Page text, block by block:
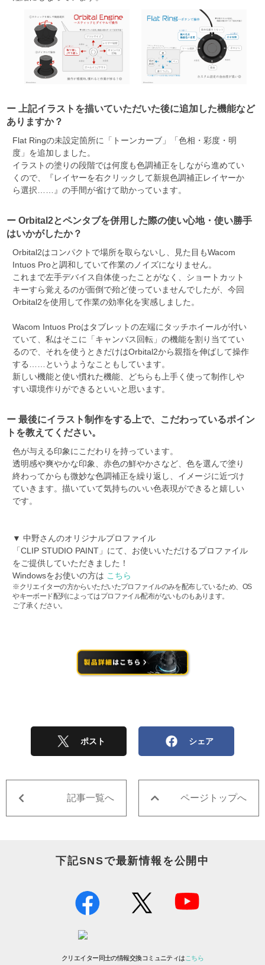
ー 上記イラストを描いていただいた後に追加した機能など
ありますか？
Flat Ringの未設定箇所に「トーンカーブ」「色相・彩度・明
度」を追加しました。
イラストの塗りの段階では何度も色調補正をしながら進めてい
くので、『レイヤーを右クリックして新規色調補正レイヤーか
ら選択……』の手間が省けて助かっています。
ー Orbital2とペンタブを併用した際の使い心地・使い勝手
はいかがしたか？
Orbital2はコンパクトで場所を取らないし、見た目もWacom
Intuos Proと調和していて作業のノイズになりません。
これまで左手デバイス自体使ったことがなく、ショートカット
キーすら覚えるのが面倒で殆ど使っていませんでしたが、今回
Orbital2を使用して作業の効率化を実感しました。
Wacom Intuos Proはタブレットの左端にタッチホイールが付い
ていて、私はそこに「キャンバス回転」の機能を割り当ててい
るので、それを使うときだけはOrbital2から親指を伸ばして操作
する……というようなこともしています。
新しい機能と使い慣れた機能、どちらも上手く使って制作しや
すい環境作りができるといいと思います。
ー 最後にイラスト制作をする上で、こだわっているポイン
トを教えてください。
色が与える印象にこだわりを持っています。
透明感や爽やかな印象、赤色の鮮やかさなど、色を選んで塗り
終わってからも微妙な色調補正を繰り返し、イメージに近づけ
ていきます。描いていて気持ちのいい色表現ができると嬉しい
です。
▼ 中野さんのオリジナルプロファイル
「CLIP STUDIO PAINT」にて、お使いいただけるプロファイル
をご提供していただきました！
Windowsをお使いの方は こちら
※クリエイターの方からいただいたプロファイルのみを配布しているため、OS
やキーボード配列によってはプロファイル配布がないものもあります。
ご了承ください。
ポスト シェア
記事一覧へ ページトップへ
下記SNSで最新情報を公開中
クリエイター同士の情報交換コミュニティはこちら